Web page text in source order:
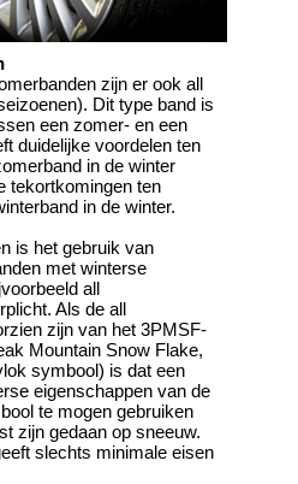
zijn er ook all
Dit type band is
een zomer- en een
duidelijke voordelen ten
in de winter
tekortkomingen ten
in de winter.
is het gebruik van
met winterse
all
Als de all
zijn van het 3PMSF-
Mountain Snow Flake,
symbool) is dat een
eigenschappen van de
te mogen gebruiken
zijn gedaan op sneeuw.
slechts minimale eisen